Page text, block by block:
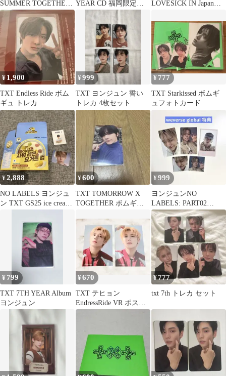
SUMMER TOGETHER]
バムグッ おめん
YEAR CD 福岡限定ト
レカフニャリムンステ
ッカー
LOVESICK IN Japan
¥ 1,900
TXT Endless Ride ボム
ギュ トレカ
¥999
TXT ヨンジュン 誓い
トレカ 4枚セット
¥ 777
TXT Starkissed ボムギ
ュフォトカード
¥2,888
NO LABELS ヨンジュ
ン TXT GS25 ice cream
¥600
TXT TOMORROW X
TOGETHER ボムギ
¥999
ヨンジュンNO
LABELS: PART02
weverse global特典
¥ 799
TXT 7TH YEAR Album
ヨンジュン
¥670
TXT テヒョン
EndressRide VR ポスト
カード 2枚セット
¥777
txt 7th トレカ セット